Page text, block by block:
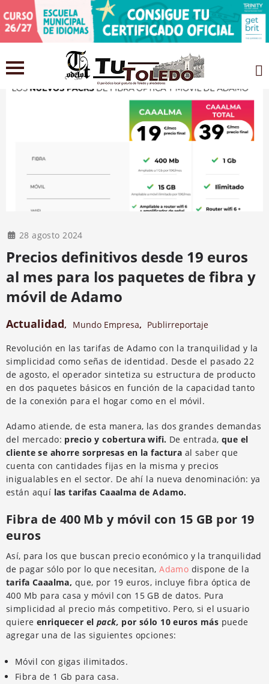
28 agosto 2024
Precios definitivos desde 19 euros
al mes para los paquetes de fibra y
móvil de Adamo
Actualidad, Mundo Empresa, Publirreportaje
Revolución en las tarifas de Adamo con la tranquilidad y la
simplicidad como señas de identidad. Desde el pasado 22
de agosto, el operador sintetiza su estructura de producto
en dos paquetes básicos en función de la capacidad tanto
de la conexión para el hogar como en el móvil.
Adamo atiende, de esta manera, las dos grandes demandas
del mercado: precio y cobertura wifi. De entrada,que el
cliente se ahorre sorpresas en la factura al saber que
cuenta con cantidades fijas en la misma y precios
inigualables en el sector. De ahí la nueva denominación: ya
están aquí las tarifas Caaalma de Adamo.
Fibra de 400 Mb y móvil con 15 GB por 19
euros
Así, para los que buscan precio económico y la tranquilidad
de pagar sólo por lo que necesitan,Adamo dispone de la
tarifa Caaalma, que, por 19 euros, incluye fibra óptica de
400 Mb para casa y móvil con 15 GB de datos. Pura
simplicidad al precio más competitivo. Pero, si el usuario
quiere enriquecer el pack, por sólo 10 euros más puede
agregar una de las siguientes opciones:
Móvil con gigas ilimitados.
Fibra de 1 Gb para casa.